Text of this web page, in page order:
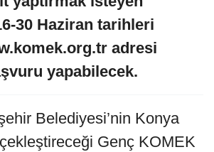
30 Haziran tarihleri
adresi
yapabilecek.
Belediyesi’nin Konya
Genç KOMEK